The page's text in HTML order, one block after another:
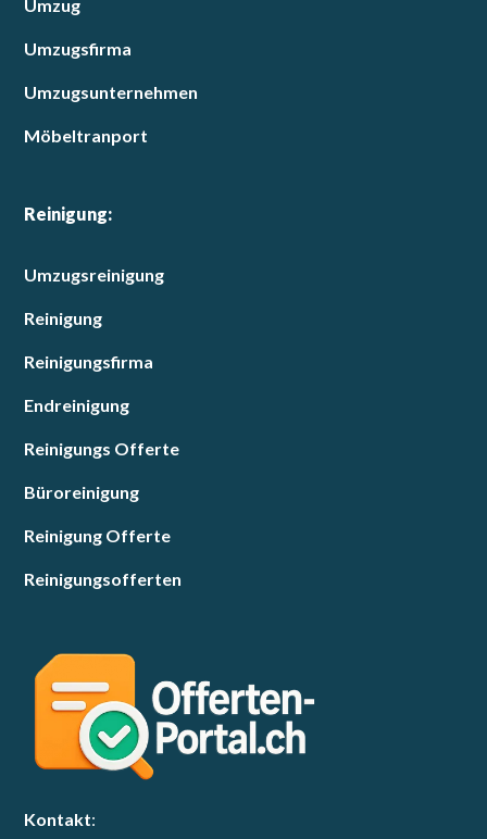
Umzug
Umzugsfirma
Umzugsunternehmen
Möbeltranport
Reinigung:
Umzugsreinigung
Reinigung
Reinigungsfirma
Endreinigung
Reinigungs Offerte
Büroreinigung
Reinigung Offerte
Reinigungsofferten
Kontakt: